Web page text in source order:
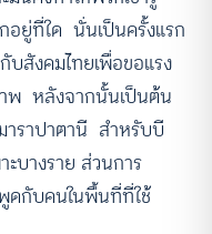
อยู่ที่ใด นั่นเป็นครั้งแรก
สังคมไทยเพื่อขอแรง
พ หลังจากนั้นเป็นต้น
าราปาตานี สำหรับบี
บางราย ส่วนการ
ดกับคนในพื้นที่ที่ใช้